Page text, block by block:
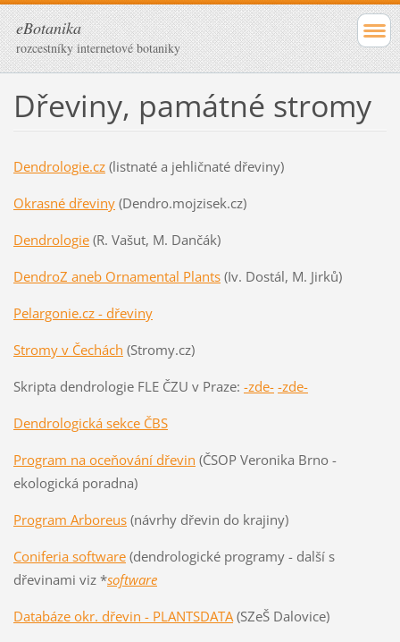
eBotanika
rozcestníky internetové botaniky
Dřeviny, památné stromy
Dendrologie.cz(listnaté a jehličnaté dřeviny)
Okrasné dřeviny(Dendro.mojzisek.cz)
Dendrologie(R. Vašut, M. Dančák)
DendroZ aneb Ornamental Plants(Iv. Dostál, M. Jirků)
Pelargonie.cz - dřeviny
Stromy v Čechách (Stromy.cz)
Skripta dendrologie FLE ČZU v Praze: -zde- -zde-
Dendrologická sekce ČBS
Program na oceňování dřevin (ČSOP Veronika Brno -
ekologická poradna)
Program Arboreus(návrhy dřevin do krajiny)
Coniferia software(dendrologické programy - další s
dřevinami viz *software
Databáze okr. dřevin - PLANTSDATA(SZeŠ Dalovice)